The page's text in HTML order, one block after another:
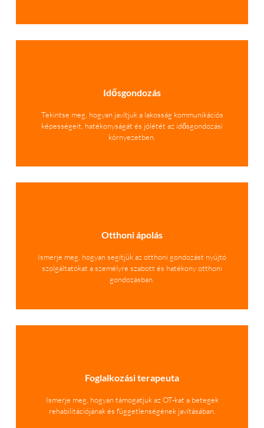
Idősgondozás
Tekintse meg, hogyan javítjuk a lakosság kommunikációs
képességeit, hatékonyságát és jólétét az idősgondozási
környezetben.
Otthoni ápolás
Ismerje meg, hogyan segítjük az otthoni gondozást nyújtó
szolgáltatókat a személyre szabott és hatékony otthoni
gondozásban.
Foglalkozási terapeuta
Ismerje meg, hogyan támogatjuk az OT-kat a betegek
rehabilitációjának és függetlenségének javításában.